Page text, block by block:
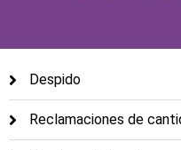
Despido
Reclamaciones de